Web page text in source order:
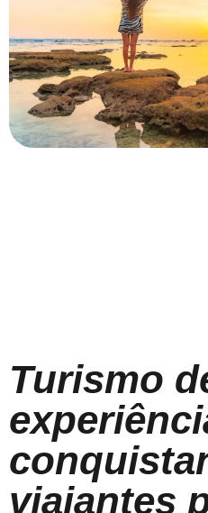
Turismo
viajantes